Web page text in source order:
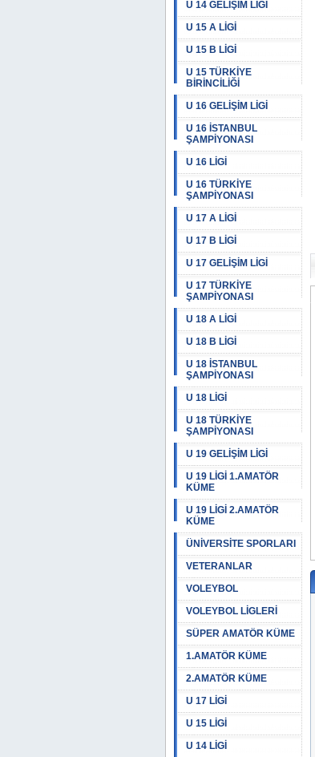
U 14 GELİŞİM LİGİ
U 15 A LİGİ
U 15 B LİGİ
U 15 TÜRKİYE
BİRİNCİLİĞİ
U 16 GELİŞİM LİGİ
U 16 İSTANBUL
ŞAMPİYONASI
U 16 LİGİ
U 16 TÜRKİYE
ŞAMPİYONASI
U 17 A LİGİ
U 17 B LİGİ
U 17 GELİŞİM LİGİ
U 17 TÜRKİYE
ŞAMPİYONASI
U 18 A LİGİ
U 18 B LİGİ
U 18 İSTANBUL
ŞAMPİYONASI
U 18 LİGİ
U 18 TÜRKİYE
ŞAMPİYONASI
U 19 GELİŞİM LİGİ
U 19 LİGİ 1.AMATÖR
KÜME
U 19 LİGİ 2.AMATÖR
KÜME
ÜNİVERSİTE SPORLARI
VETERANLAR
VOLEYBOL
VOLEYBOL LİGLERİ
SÜPER AMATÖR KÜME
1.AMATÖR KÜME
2.AMATÖR KÜME
U 17 LİGİ
U 15 LİGİ
U 14 LİGİ